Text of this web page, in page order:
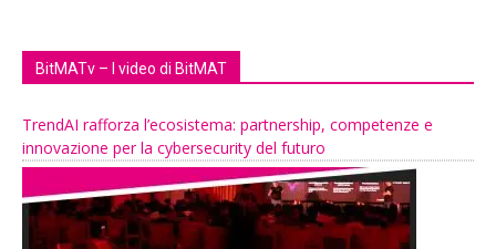
BitMATv – I video di BitMAT
TrendAI rafforza l’ecosistema: partnership, competenze e
innovazione per la cybersecurity del futuro